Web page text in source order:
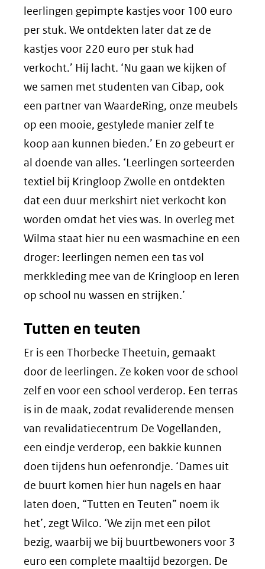
leerlingen gepimpte kastjes voor 100 euro
per stuk. We ontdekten later dat ze de
kastjes voor 220 euro per stuk had
verkocht.’ Hij lacht. ‘Nu gaan we kijken of
we samen met studenten van Cibap, ook
een partner van WaardeRing, onze meubels
op een mooie, gestylede manier zelf te
koop aan kunnen bieden.’ En zo gebeurt er
al doende van alles. ‘Leerlingen sorteerden
textiel bij Kringloop Zwolle en ontdekten
dat een duur merkshirt niet verkocht kon
worden omdat het vies was. In overleg met
Wilma staat hier nu een wasmachine en een
droger: leerlingen nemen een tas vol
merkkleding mee van de Kringloop en leren
op school nu wassen en strijken.’
Tutten en teuten
Er is een Thorbecke Theetuin, gemaakt
door de leerlingen. Ze koken voor de school
zelf en voor een school verderop. Een terras
is in de maak, zodat revaliderende mensen
van revalidatiecentrum De Vogellanden,
een eindje verderop, een bakkie kunnen
doen tijdens hun oefenrondje. ‘Dames uit
de buurt komen hier hun nagels en haar
laten doen, “Tutten en Teuten” noem ik
het’, zegt Wilco. ‘We zijn met een pilot
bezig, waarbij we bij buurtbewoners voor 3
euro een complete maaltijd bezorgen. De